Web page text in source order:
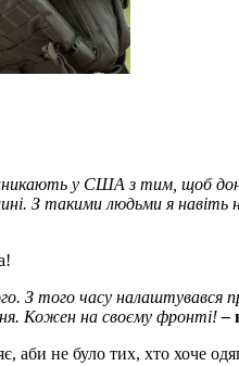
виникають у США з тим, щоб
З такими людьми я навіть
З того часу налаштувався
Кожен на своєму фронті!–
аби не було тих, хто хоче